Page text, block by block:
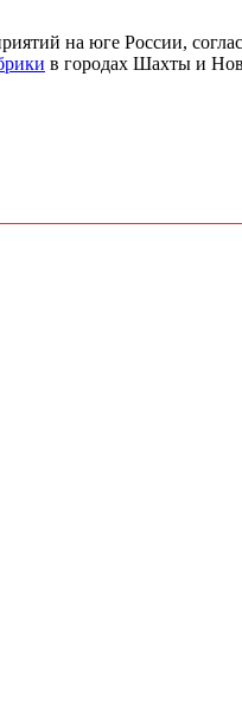
на юге России,
в городах Шахты и